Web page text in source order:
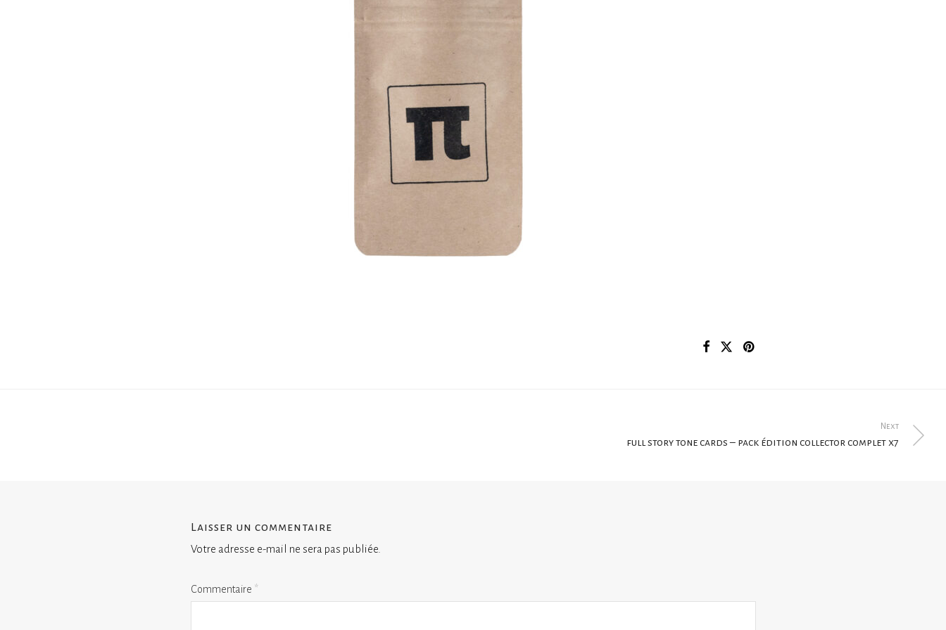
Next
full story tone cards – pack édition collector complet x7
Laisser un commentaire
Votre adresse e-mail ne sera pas publiée.
Commentaire *